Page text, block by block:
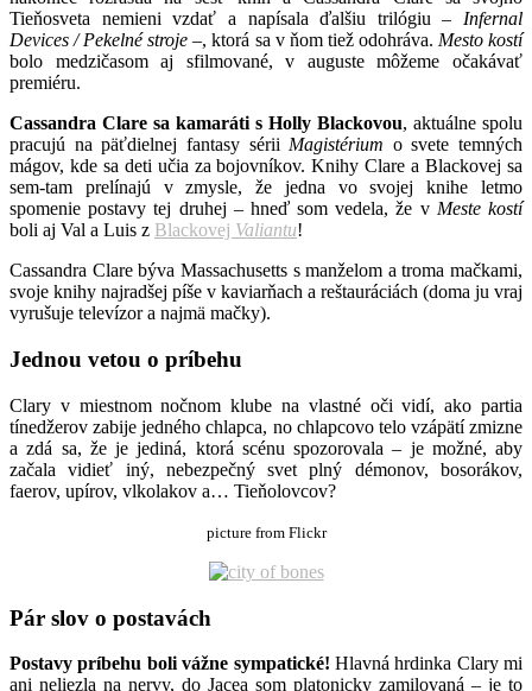
Tieňosveta nemieni vzdať a napísala ďalšiu trilógiu – Infernal
Devices / Pekelné stroje –, ktorá sa v ňom tiež odohráva. Mesto kostí
bolo medzičasom aj sfilmované, v auguste môžeme očakávať
premiéru.
Cassandra Clare sa kamaráti s Holly Blackovou, aktuálne spolu
pracujú na päťdielnej fantasy sériiMagistérium o svete temných
mágov, kde sa deti učia za bojovníkov. Knihy Clare a Blackovej sa
sem-tam prelínajú v zmysle, že jedna vo svojej knihe letmo
spomenie postavy tej druhej – hneď som vedela, že v Meste kostí
boli aj Val a Luis z Blackovej Valiantu!
Cassandra Clare býva Massachusetts s manželom a troma mačkami,
svoje knihy najradšej píše v kaviarňach a reštauráciách (doma ju vraj
vyrušuje televízor a najmä mačky).
Jednou vetou o príbehu
Clary v miestnom nočnom klube na vlastné oči vidí, ako partia
tínedžerov zabije jedného chlapca, no chlapcovo telo vzápätí zmizne
a zdá sa, že je jediná, ktorá scénu spozorovala – je možné, aby
začala vidieť iný, nebezpečný svet plný démonov, bosorákov,
faerov, upírov, vlkolakov a… Tieňolovcov?
picture from Flickr
Pár slov o postavách
Postavy príbehu boli vážne sympatické! Hlavná hrdinka Clary mi
ani neliezla na nervy, do Jacea som platonicky zamilovaná – je to